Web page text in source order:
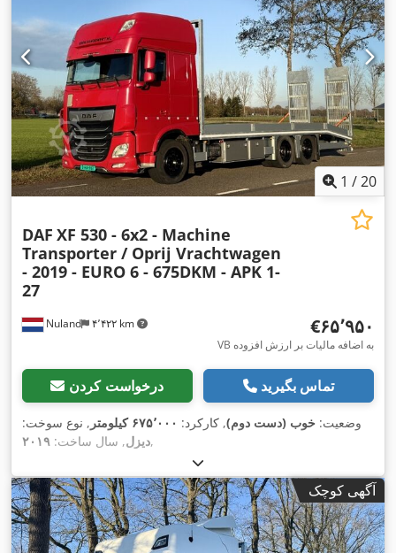
میلی‌متر, عرض فضای بارگیری: , سال ساخت:
تجهیزات:ادبلو, تنظیم برقی پنجره, تهویه مطبوع, رایانه‌ی روی برد,
کروز کنترل, کیسه هوا,
1 /20
Nuland ۴٬۴۲۲ km
DAF XF 530 - 6x2 - Machine
Transporter / Oprij Vrachtwagen
- 2019 - EURO 6 - 675DKM - APK 1-
27
‎€۶۵٬۹۵۰
VB به اضافه مالیات بر ارزش افزوده
درخواست کردن تماس بگیرید
وضعیت: خوب (دست دوم), کارکرد: ۶۷۵٬۰۰۰ کیلومتر
, نوع سوخت:
دیزل, سال ساخت: ۲۰۱۹ ,
آگهی کوچک